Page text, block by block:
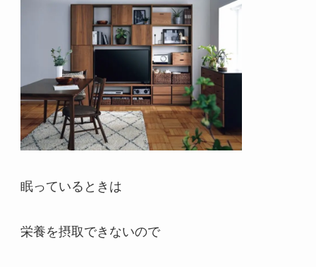
眠っているときは
栄養を摂取できないので